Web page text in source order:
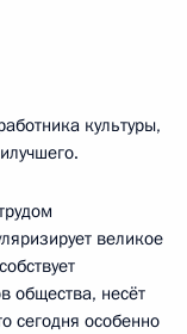
культуры,
великое
общества, несёт
сегодня особенно